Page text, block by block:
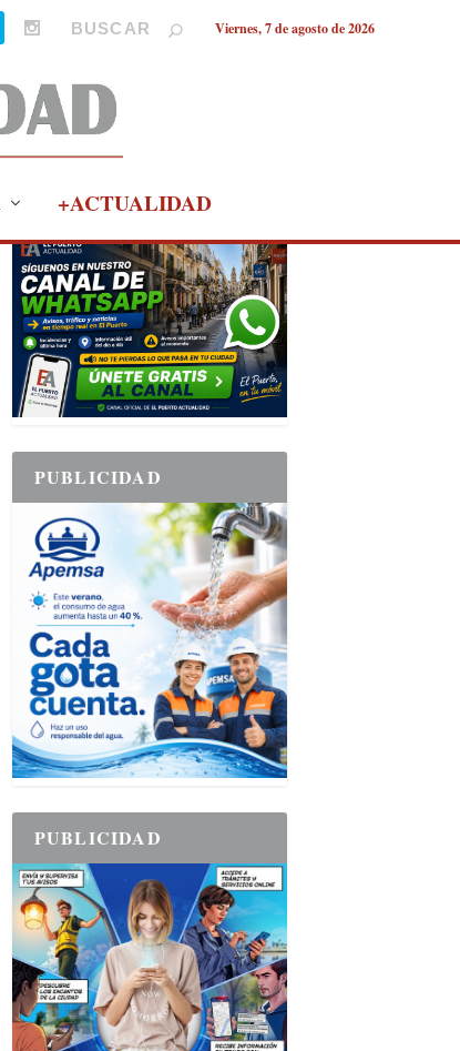
Viernes, 7 de agosto de 2026
+ACTUALIDAD
PUBLICIDAD
PUBLICIDAD
PUBLICIDAD